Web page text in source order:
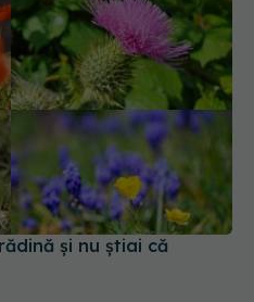
și nu știai că